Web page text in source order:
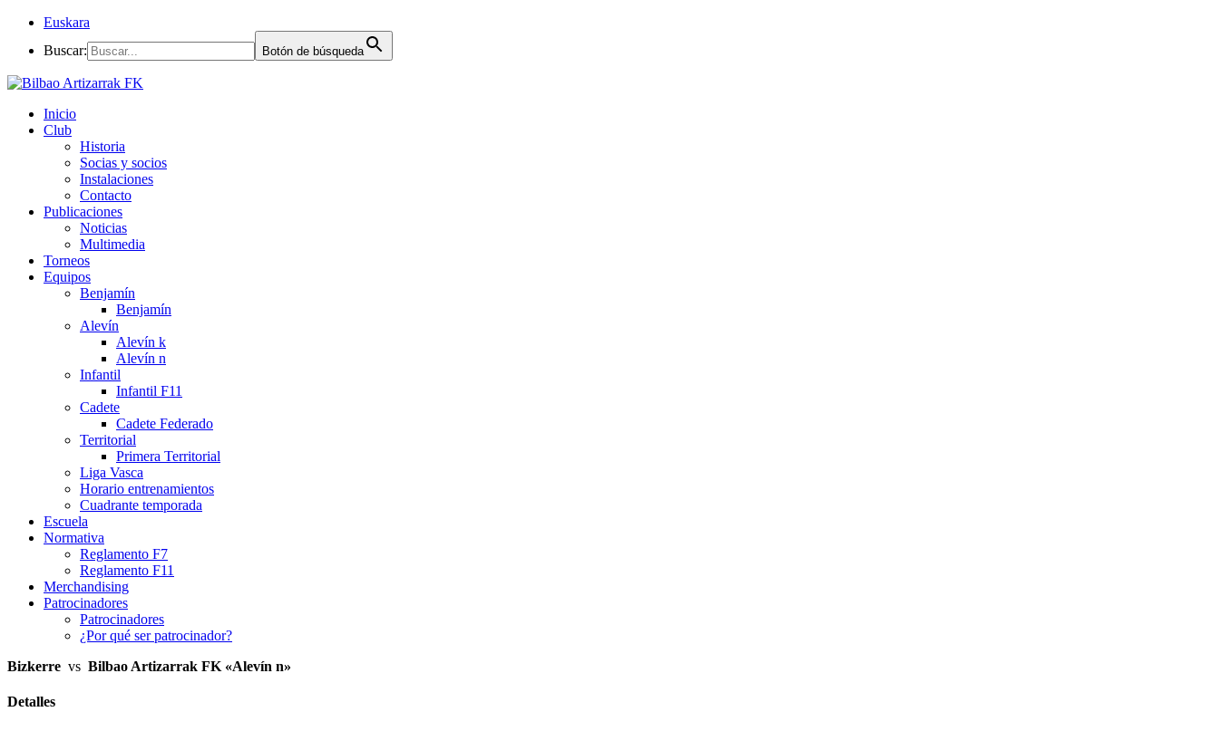
Euskara
Buscar:
Botón de búsqueda
Inicio
Club
Historia
Socias y socios
Instalaciones
Contacto
Publicaciones
Noticias
Multimedia
Torneos
Equipos
Benjamín
Benjamín
Alevín
Alevín k
Alevín n
Infantil
Infantil F11
Cadete
Cadete Federado
Territorial
Primera Territorial
Liga Vasca
Horario entrenamientos
Cuadrante temporada
Escuela
Normativa
Reglamento F7
Reglamento F11
Merchandising
Patrocinadores
Patrocinadores
¿Por qué ser patrocinador?
Bizkerre vs Bilbao Artizarrak FK «Alevín n»
Detalles